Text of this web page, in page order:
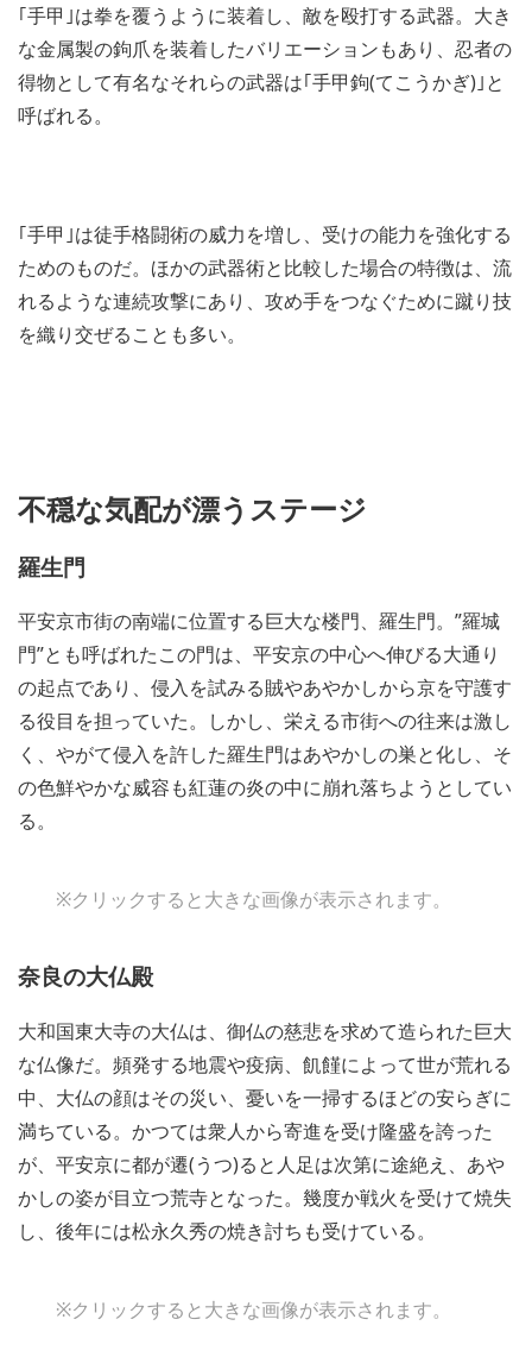
｢手甲｣は拳を覆うように装着し、敵を殴打する武器。大き
な金属製の鉤爪を装着したバリエーションもあり、忍者の
得物として有名なそれらの武器は｢手甲鉤(てこうかぎ)｣と
呼ばれる。
｢手甲｣は徒手格闘術の威力を増し、受けの能力を強化する
ためのものだ。ほかの武器術と比較した場合の特徴は、流
れるような連続攻撃にあり、攻め手をつなぐために蹴り技
を織り交ぜることも多い。
不穏な気配が漂うステージ
羅生門
平安京市街の南端に位置する巨大な楼門、羅生門。”羅城
門”とも呼ばれたこの門は、平安京の中心へ伸びる大通り
の起点であり、侵入を試みる賊やあやかしから京を守護す
る役目を担っていた。しかし、栄える市街への往来は激し
く、やがて侵入を許した羅生門はあやかしの巣と化し、そ
の色鮮やかな威容も紅蓮の炎の中に崩れ落ちようとしてい
る。
※クリックすると大きな画像が表示されます。
奈良の大仏殿
大和国東大寺の大仏は、御仏の慈悲を求めて造られた巨大
な仏像だ。頻発する地震や疫病、飢饉によって世が荒れる
中、大仏の顔はその災い、憂いを一掃するほどの安らぎに
満ちている。かつては衆人から寄進を受け隆盛を誇った
が、平安京に都が遷(うつ)ると人足は次第に途絶え、あや
かしの姿が目立つ荒寺となった。幾度か戦火を受けて焼失
し、後年には松永久秀の焼き討ちも受けている。
※クリックすると大きな画像が表示されます。